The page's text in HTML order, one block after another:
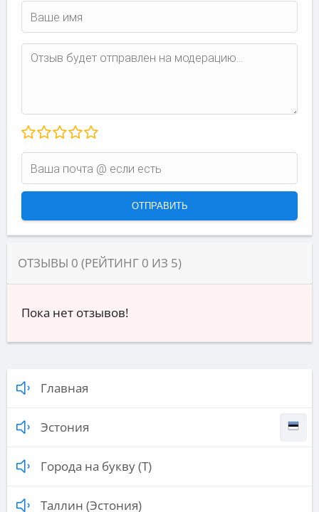
ОТЗЫВЫ 0 (РЕЙТИНГ 0 ИЗ 5)
Пока нет отзывов!
Главная
Эстония
Города на букву (Т)
Таллин (Эстония)